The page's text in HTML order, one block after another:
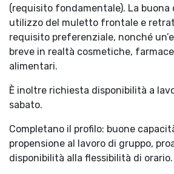
(requisito fondamentale). La
utilizzo del muletto frontale e
requisito preferenziale, nonché
breve in realtà cosmetiche,
alimentari.
È inoltre richiesta disponibilità a
sabato.
Completano il profilo: buone
propensione al lavoro di gruppo,
disponibilità alla flessibilità di orario.